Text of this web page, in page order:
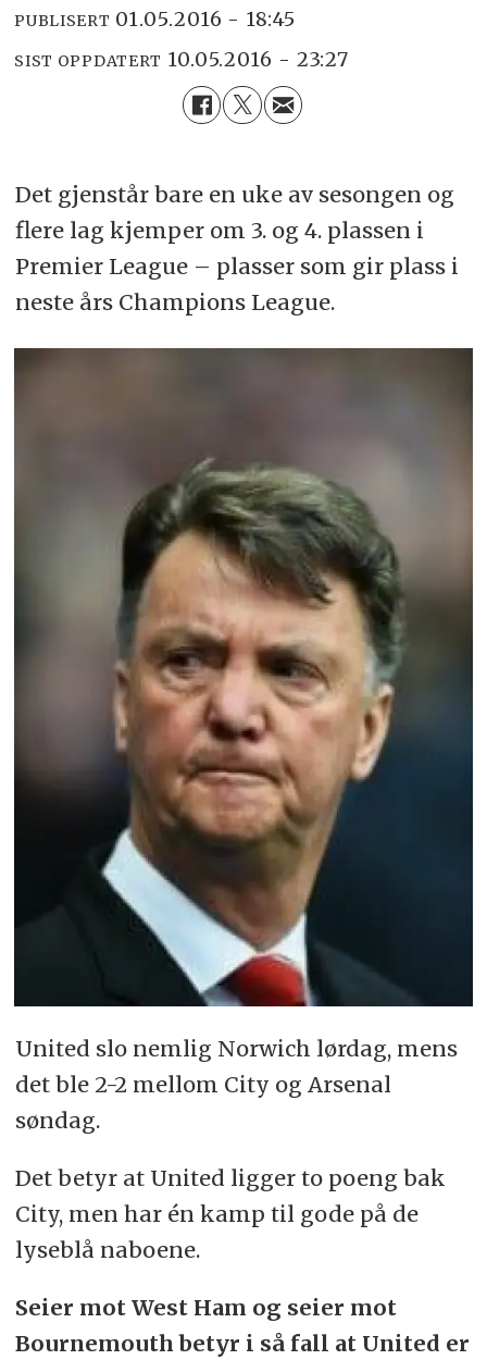
PUBLISERT 01.05.2016 - 18:45
SIST OPPDATERT 10.05.2016 - 23:27
Det gjenstår bare en uke av sesongen og
flere lag kjemper om 3. og 4. plassen i
Premier League – plasser som gir plass i
neste års Champions League.
United slo nemlig Norwich lørdag, mens
det ble 2-2 mellom City og Arsenal
søndag.
Det betyr at United ligger to poeng bak
City, men har én kamp til gode på de
lyseblå naboene.
Seier mot West Ham og seier mot
Bournemouth betyr i så fall at United er